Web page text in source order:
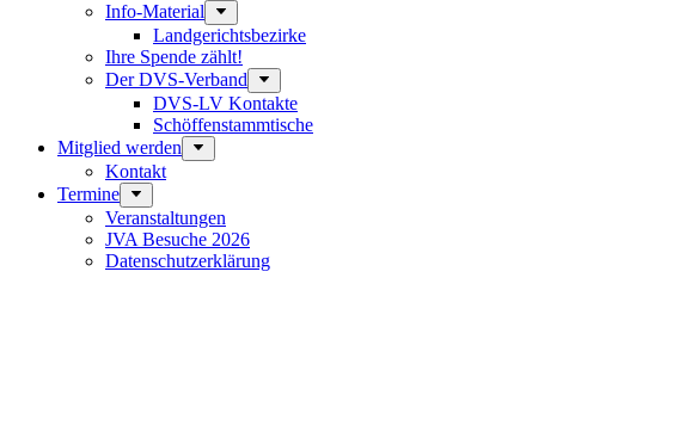
Info-Material
Landgerichtsbezirke
Ihre Spende zählt!
Der DVS-Verband
DVS-LV Kontakte
Schöffenstammtische
Mitglied werden
Kontakt
Termine
Veranstaltungen
JVA Besuche 2026
Datenschutz­erklärung